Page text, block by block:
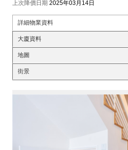
上次降價日期 2025年03月14日
詳細物業資料
大廈資料
地圖
街景